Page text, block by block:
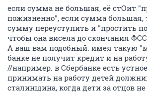
если сумма не большая, её стОит
пожизненно", если сумма большая,
сумму переуступить и "простить
чтобы она висела до скончания
А ваш вам подобный. имея такую
банке не получит кредит и на
//например. в Сбербанке есть
принимать на работу детей
сталинщина, когда дети за отцов